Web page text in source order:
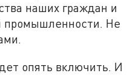
наших граждан и
промышленности. Не
опять включить. И